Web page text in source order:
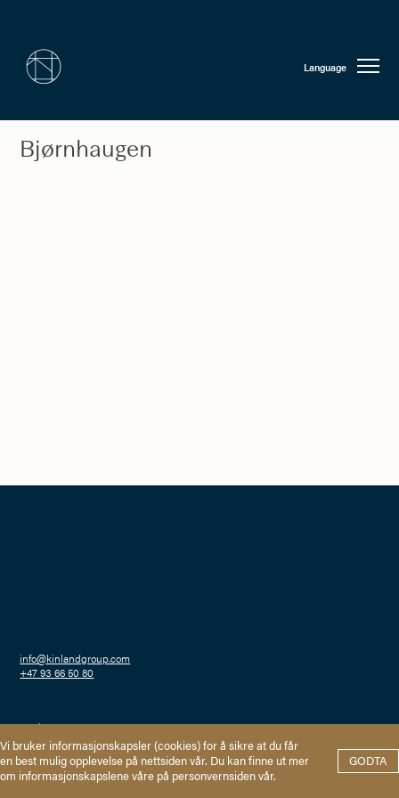
Language
Bjørnhaugen
info@kinlandgroup.com
+47 93 66 50 80
Haakon VIIs gate 2
0161 Oslo
Vi bruker informasjonskapsler (cookies) for å sikre at du får
en best mulig opplevelse på nettsiden vår. Du kan finne ut mer
om informasjonskapslene våre på personvernsiden vår.
GODTA